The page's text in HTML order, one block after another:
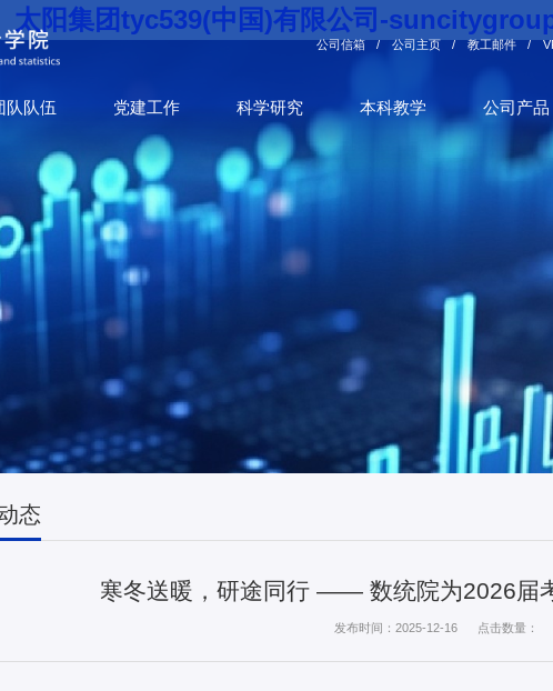
太阳集团tyc539(中国)有限公司-
公司信箱 / 公司主页 / 教工邮件 /
队队伍 党建工作 科学研究 本科教学 公司产品
态
寒冬送暖，研途同行 —— 数统院为2026届
发布时间：2025-12-16 点击数量：